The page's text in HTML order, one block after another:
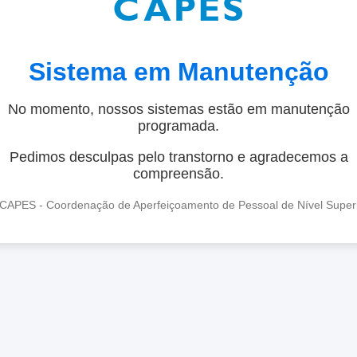
Sistema em Manutenção
No momento, nossos sistemas estão em manutenção
programada.
Pedimos desculpas pelo transtorno e agradecemos a
compreensão.
- Coordenação de Aperfeiçoamento de Pessoal de Nível